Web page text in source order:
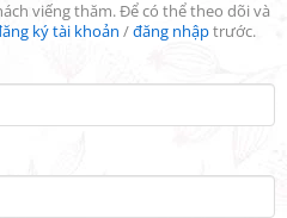
viếng thăm. Để có thể theo dõi và
ký tài khoản /đăng nhậptrước.